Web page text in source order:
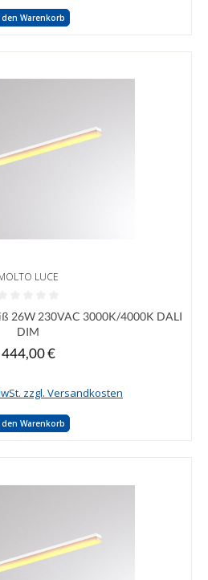
Warenkorb
LUCE
von 0 von 5 Sternen
26W 230VAC 3000K/4000K DALI
DIM
Regulärer Preis:
444,00 €
zzgl. Versandkosten
Warenkorb